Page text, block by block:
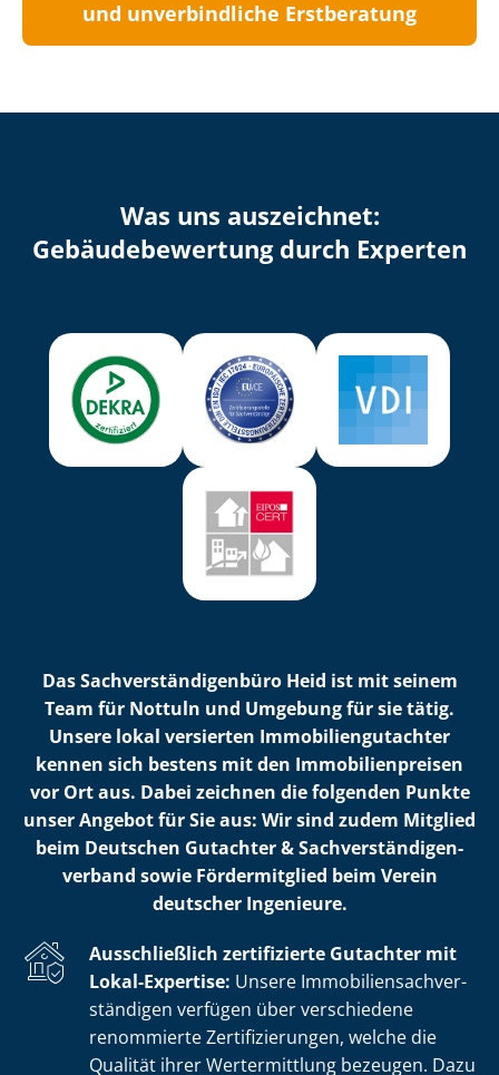
und unverbindliche Erstberatung
Was uns auszeichnet:
Ge­bäu­de­be­wer­tung durch Experten
Das Sach­ver­stän­di­gen­bü­ro Heid ist mit seinem
Team für Nottuln und Umgebung für sie tätig.
Unsere lokal versierten Im­mo­bi­li­en­gut­ach­ter
kennen sich bestens mit den Im­mo­bi­li­en­prei­sen
vor Ort aus. Dabei zeichnen die folgenden Punkte
unser Angebot für Sie aus: Wir sind zudem Mitglied
beim Deutschen Gutachter & Sach­ver­stän­di­gen­
ver­band sowie Fördermitglied beim Verein
deutscher Ingenieure.
Ausschließlich zertifizierte Gutachter mit
Lokal-Expertise: Unsere Im­mo­bi­li­en­sach­ver­
stän­di­gen verfügen über verschiedene
renommierte Zer­ti­fi­zie­run­gen, welche die
Qualität ihrer Wertermittlung bezeugen. Dazu